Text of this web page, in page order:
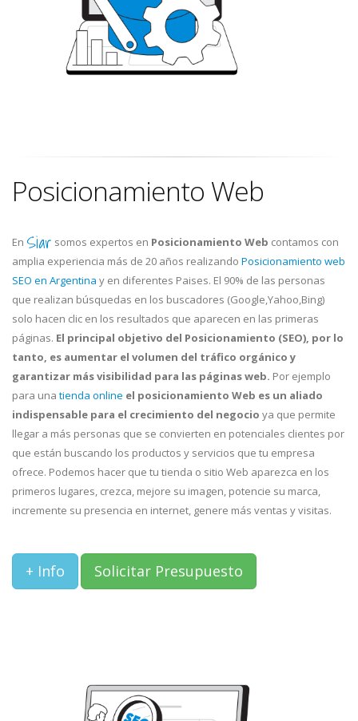
Posicionamiento Web
En Siar somos expertos en Posicionamiento Web contamos con
amplia experiencia más de 20 años realizando Posicionamiento web
SEO en Argentina y en diferentes Paises. El 90% de las personas
que realizan búsquedas en los buscadores (Google,Yahoo,Bing)
solo hacen clic en los resultados que aparecen en las primeras
páginas. El principal objetivo del Posicionamiento (SEO), por lo
tanto, es aumentar el volumen del tráfico orgánico y
garantizar más visibilidad para las páginas web. Por ejemplo
para una tienda online el posicionamiento Web es un aliado
indispensable para el crecimiento del negocio ya que permite
llegar a más personas que se convierten en potenciales clientes por
que están buscando los productos y servicios que tu empresa
ofrece. Podemos hacer que tu tienda o sitio Web aparezca en los
primeros lugares, crezca, mejore su imagen, potencie su marca,
incremente su presencia en internet, genere más ventas y visitas.
+ Info Solicitar Presupuesto